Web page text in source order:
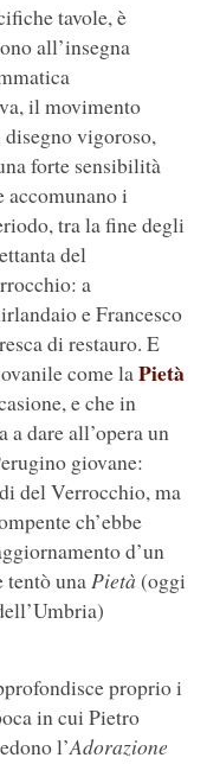
tavole, è
all’insegna
il movimento
vigoroso,
forte sensibilità
accomunano i
tra la fine degli
del
a
e Francesco
di restauro. E
come la Pietà
e che in
a dare all’opera un
giovane:
del Verrocchio, ma
ch’ebbe
d’un
una Pietà (oggi
proprio i
in cui Pietro
l’Adorazione